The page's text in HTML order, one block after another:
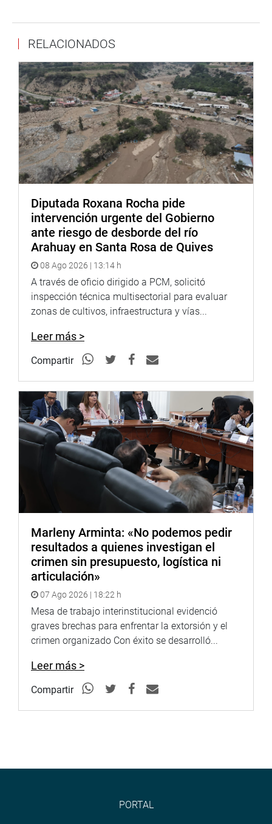
RELACIONADOS
Diputada Roxana Rocha pide
intervención urgente del Gobierno
ante riesgo de desborde del río
Arahuay en Santa Rosa de Quives
08 Ago 2026 | 13:14 h
A través de oficio dirigido a PCM, solicitó
inspección técnica multisectorial para evaluar
zonas de cultivos, infraestructura y vías...
Leer más >
Compartir
Marleny Arminta: «No podemos pedir
resultados a quienes investigan el
crimen sin presupuesto, logística ni
articulación»
07 Ago 2026 | 18:22 h
Mesa de trabajo interinstitucional evidenció
graves brechas para enfrentar la extorsión y el
crimen organizado Con éxito se desarrolló...
Leer más >
Compartir
PORTAL